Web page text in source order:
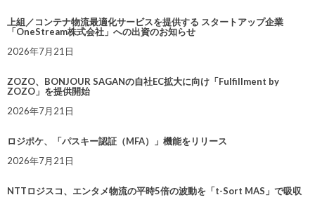
上組／コンテナ物流最適化サービスを提供する スタートアップ企業
「OneStream株式会社」への出資のお知らせ
2026年7月21日
ZOZO、BONJOUR SAGANの自社EC拡大に向け「Fulfillment by
ZOZO」を提供開始
2026年7月21日
ロジポケ、「パスキー認証（MFA）」機能をリリース
2026年7月21日
NTTロジスコ、エンタメ物流の平時5倍の波動を「t-Sort MAS」で吸収